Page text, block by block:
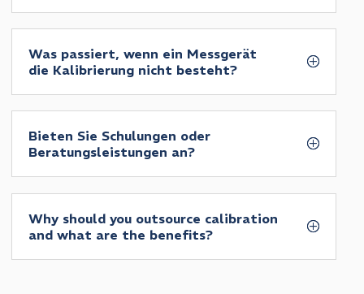
Was passiert, wenn ein Messgerät
die Kalibrierung nicht besteht?
Bieten Sie Schulungen oder
Beratungsleistungen an?
Why should you outsource calibration
and what are the benefits?